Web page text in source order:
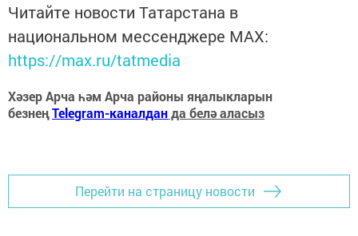
Читайте новости Татарстана в
национальном мессенджере MАХ:
https://max.ru/tatmedia
Хәзер Арча һәм Арча районы яңалыкларын
безнеңTelegram-каналданда белә аласыз
Перейти на страницу новости